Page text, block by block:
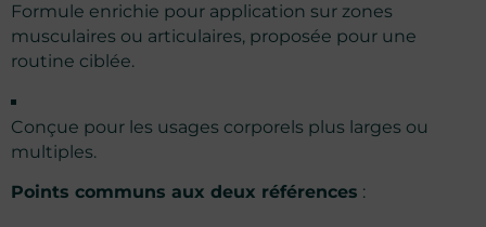
Formule enrichie pour application sur zones
musculaires ou articulaires, proposée pour une
routine ciblée.
Conçue pour les usages corporels plus larges ou
multiples.
Points communs aux deux références :